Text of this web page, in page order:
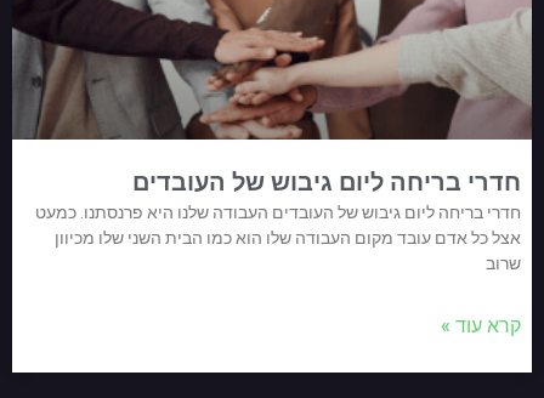
חדרי בריחה ליום גיבוש של העובדים
חדרי בריחה ליום גיבוש של העובדים העבודה שלנו היא פרנסתנו. כמעט
אצל כל אדם עובד מקום העבודה שלו הוא כמו הבית השני שלו מכיוון
שרוב
קרא עוד »